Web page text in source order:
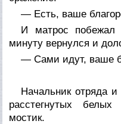
— Есть, ваше
И матрос
минуту вернулся и
— Сами идут, ваше
Начальник отряда и
расстегнутых
мостик.